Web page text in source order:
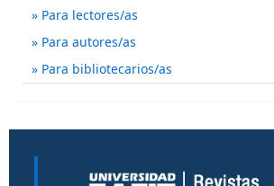
Para lectores/as
Para autores/as
Para bibliotecarios/as